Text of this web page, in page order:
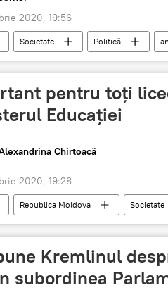
2020, 19:56
Societate Politică
legi
pentru toți
Educației
Chirtoacă
2020, 19:28
Republica Moldova Societate
Educației
Kremlinul
subordinea